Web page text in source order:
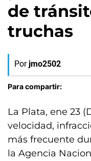
de
truchas
Por jmo2502
Para compartir:
La Plata, ene 23
velocidad,
más frecuente
la Agencia